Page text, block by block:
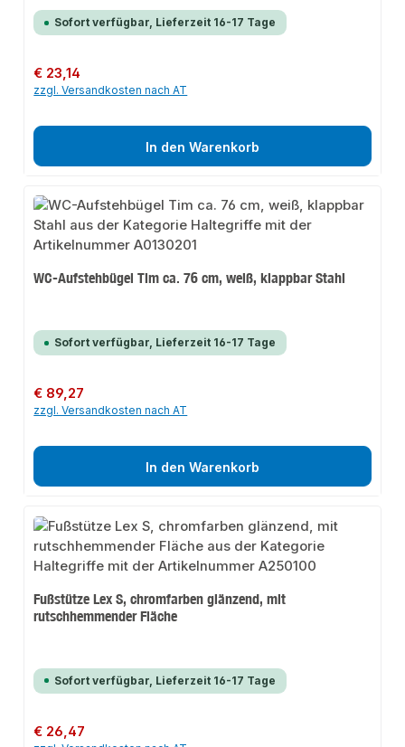
Sofort verfügbar, Lieferzeit 16-17 Tage
Regulärer Preis:
€ 23,14
zzgl. Versandkosten nach AT
In den Warenkorb
WC-Aufstehbügel Tim ca. 76 cm, weiß, klappbar Stahl
Sofort verfügbar, Lieferzeit 16-17 Tage
Regulärer Preis:
€ 89,27
zzgl. Versandkosten nach AT
In den Warenkorb
Fußstütze Lex S, chromfarben glänzend, mit
rutschhemmender Fläche
Sofort verfügbar, Lieferzeit 16-17 Tage
Regulärer Preis:
€ 26,47